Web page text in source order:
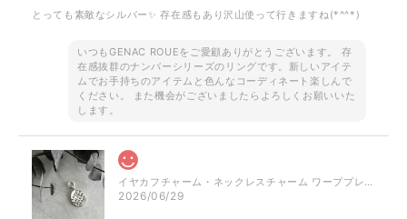
とっても素敵なシルバー✨ 存在感もあり沢山使って行きますね(*^^*)
いつもGENAC ROUEをご愛顧ありがとうございます。 存
在感抜群のナンバーシリーズのリングです。新しいアイテ
ムでお手持ちのアイテムと色んなコーディネート楽しんで
ください。 また機会がございましたらよろしくお願いいた
します。
イヤカフチャーム・ネックレスチャーム ワーププレート / silver NP023 P050
2026/06/29